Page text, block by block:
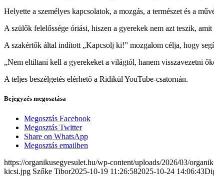
Helyette a személyes kapcsolatok, a mozgás, a természet és a
A szülők felelőssége óriási, hiszen a gyerekek nem azt teszik,
A szakértők által indított „Kapcsolj ki!” mozgalom célja, hogy
„Nem eltiltani kell a gyerekeket a világtól, hanem visszavezetni
A teljes beszélgetés elérhető a Ridikül YouTube-csatornán.
Bejegyzés megosztása
Megosztás Facebook
Megosztás Twitter
Share on WhatsApp
Megosztás emailben
https://organikusegyesulet.hu/wp-content/uploads/2026/03/
kicsi.jpg Szőke Tibor2025-10-19 11:26:582025-10-24 14:06:43